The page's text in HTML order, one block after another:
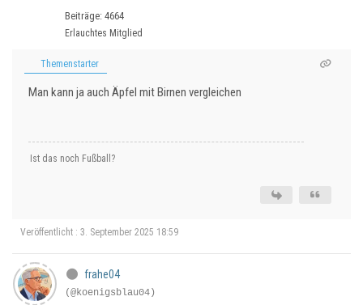
Beiträge: 4664
Erlauchtes Mitglied
Themenstarter
Man kann ja auch Äpfel mit Birnen vergleichen
Ist das noch Fußball?
Veröffentlicht : 3. September 2025 18:59
frahe04
(@koenigsblau04)